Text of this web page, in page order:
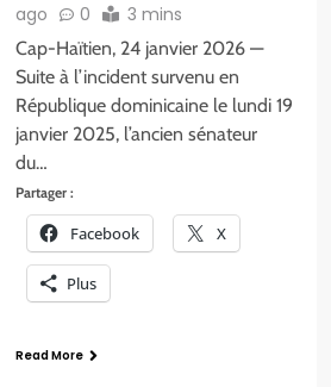
ago 0 3 mins
Cap-Haïtien, 24 janvier 2026 —
Suite à l’incident survenu en
République dominicaine le lundi 19
janvier 2025, l’ancien sénateur
du…
Partager :
Facebook X
Plus
Read More